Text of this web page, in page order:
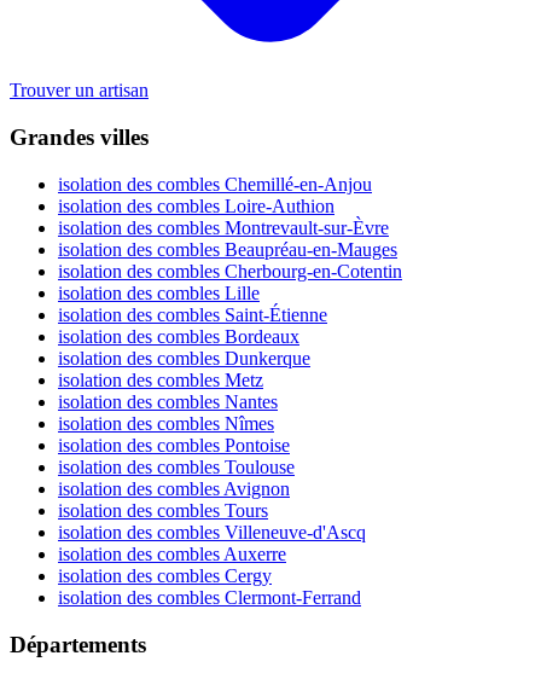
Trouver un artisan
Grandes villes
isolation des combles Chemillé-en-Anjou
isolation des combles Loire-Authion
isolation des combles Montrevault-sur-Èvre
isolation des combles Beaupréau-en-Mauges
isolation des combles Cherbourg-en-Cotentin
isolation des combles Lille
isolation des combles Saint-Étienne
isolation des combles Bordeaux
isolation des combles Dunkerque
isolation des combles Metz
isolation des combles Nantes
isolation des combles Nîmes
isolation des combles Pontoise
isolation des combles Toulouse
isolation des combles Avignon
isolation des combles Tours
isolation des combles Villeneuve-d'Ascq
isolation des combles Auxerre
isolation des combles Cergy
isolation des combles Clermont-Ferrand
Départements